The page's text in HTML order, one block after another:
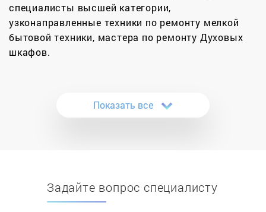
специалисты высшей категории,
узконаправленные техники по ремонту мелкой
бытовой техники, мастера по ремонту Духовых
шкафов.
в любую минуту, в особенности, если она
«напичкана» электроникой. Ремонт духовок в
управление, а все это усложняет конструкцию и
не позволяет починить печку самостоятельно.
Показать все
Задайте вопрос специалисту